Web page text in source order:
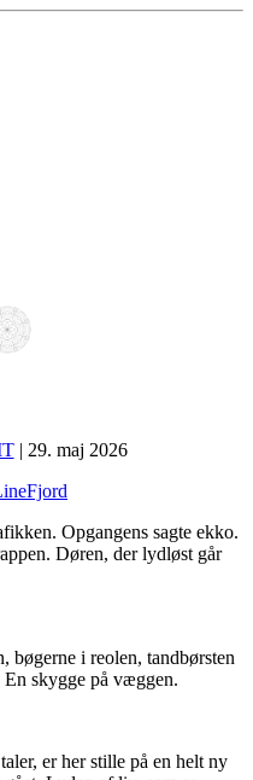
| 29. maj 2026
Opgangens sagte ekko.
Døren, der lydløst går
bøgerne i reolen, tandbørsten
skygge på væggen.
er her stille på en helt ny